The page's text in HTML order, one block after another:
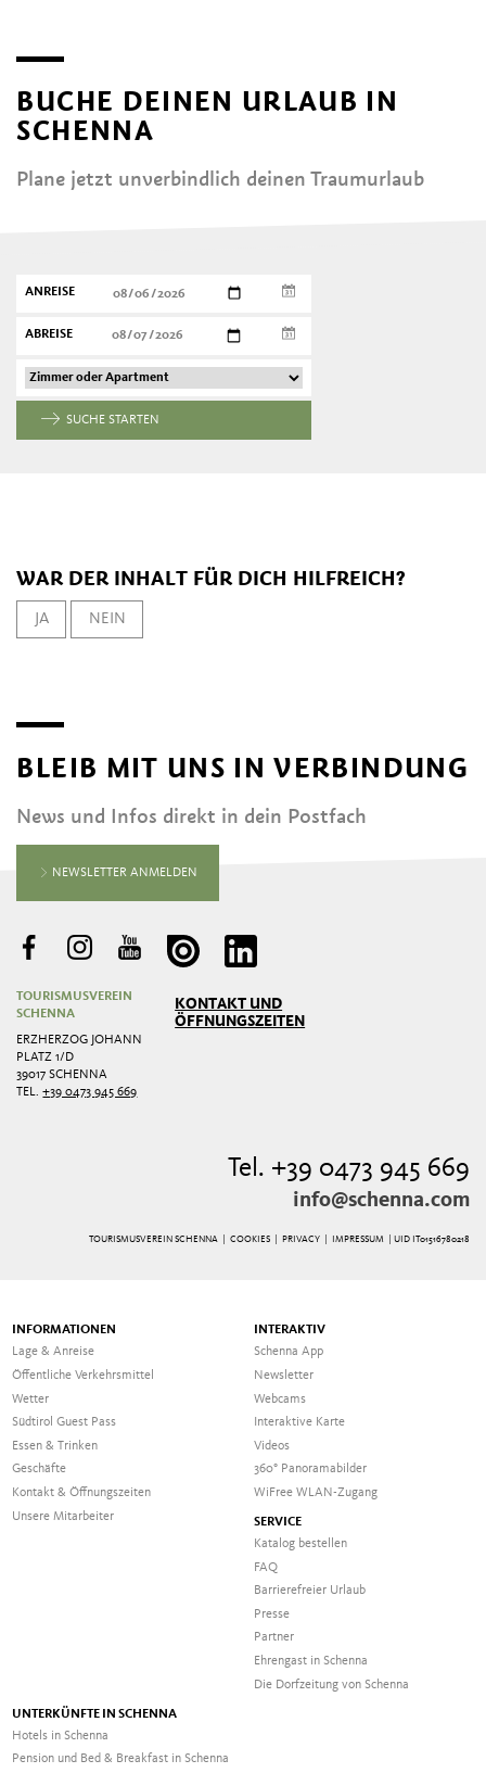
BUCHE DEINEN URLAUB IN
SCHENNA
Plane jetzt unverbindlich deinen Traumurlaub
ANREISE
ABREISE
SUCHE STARTEN
WAR DER INHALT FÜR DICH HILFREICH?
JA NEIN
BLEIB MIT UNS IN VERBINDUNG
News und Infos direkt in dein Postfach
NEWSLETTER ANMELDEN
TOURISMUSVEREIN
SCHENNA
ERZHERZOG JOHANN
PLATZ 1/D
39017 SCHENNA
TEL.+39 0473 945 669
KONTAKT UND
ÖFFNUNGSZEITEN
Tel. +39 0473 945 669
info@schenna.com
TOURISMUSVEREIN SCHENNA | COOKIES| PRIVACY| IMPRESSUM | UID IT01516780218
INFORMATIONEN
Lage & Anreise
Öffentliche Verkehrsmittel
Wetter
Südtirol Guest Pass
Essen & Trinken
Geschäfte
Kontakt & Öffnungszeiten
Unsere Mitarbeiter
INTERAKTIV
Schenna App
Newsletter
Webcams
Interaktive Karte
Videos
360° Panoramabilder
WiFree WLAN-Zugang
SERVICE
Katalog bestellen
FAQ
Barrierefreier Urlaub
Presse
Partner
Ehrengast in Schenna
Die Dorfzeitung von Schenna
UNTERKÜNFTE IN SCHENNA
Hotels in Schenna
Pension und Bed & Breakfast in Schenna